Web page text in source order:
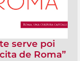
serve poi
de Roma”